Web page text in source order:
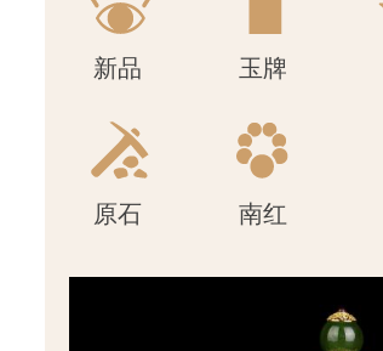
新品 玉牌
原石 南红